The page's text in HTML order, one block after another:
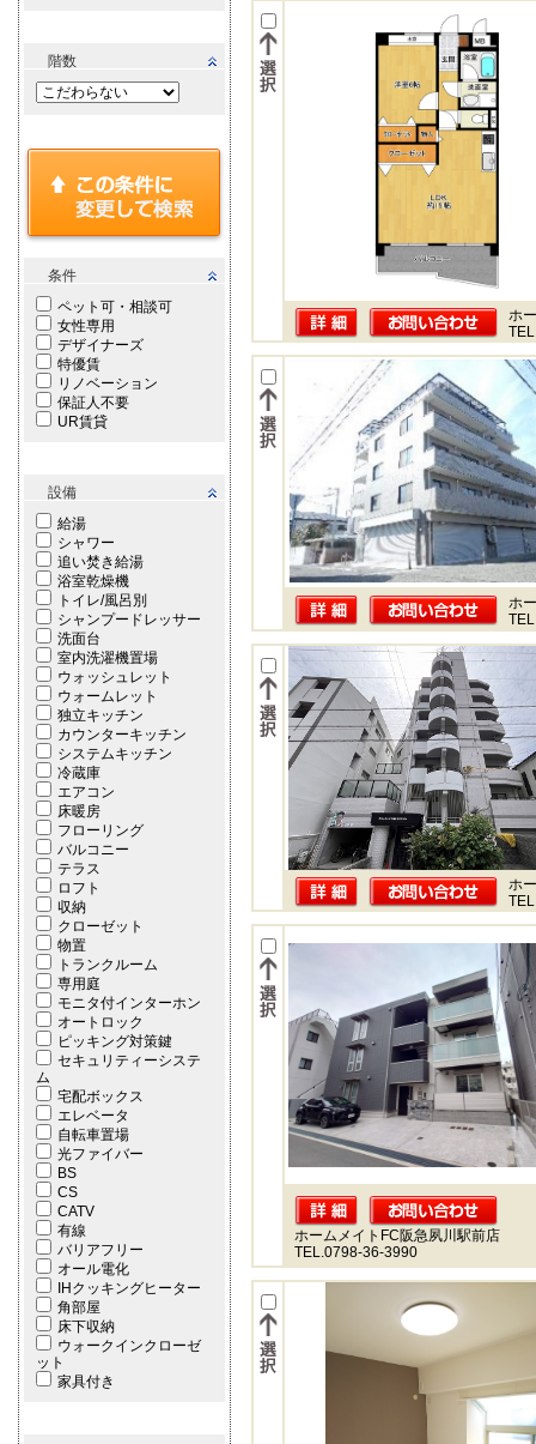
階数
条件
ペット可・相談可
女性専用
デザイナーズ
特優賃
リノベーション
保証人不要
UR賃貸
設備
給湯
シャワー
追い焚き給湯
浴室乾燥機
トイレ/風呂別
シャンプードレッサー
洗面台
室内洗濯機置場
ウォッシュレット
ウォームレット
独立キッチン
カウンターキッチン
システムキッチン
冷蔵庫
エアコン
床暖房
フローリング
バルコニー
テラス
ロフト
収納
クローゼット
物置
トランクルーム
専用庭
モニタ付インターホン
オートロック
ピッキング対策鍵
セキュリティーシステ
ム
宅配ボックス
エレベータ
自転車置場
光ファイバー
BS
CS
CATV
有線
バリアフリー
オール電化
IHクッキングヒーター
角部屋
床下収納
ウォークインクローゼ
ット
家具付き
ホ
ホ
ホ
ホームメイトFC阪急夙川駅前店
TEL.0798-36-3990